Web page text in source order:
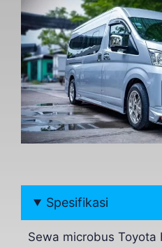
Spesifikasi
Sewa microbus Toyota